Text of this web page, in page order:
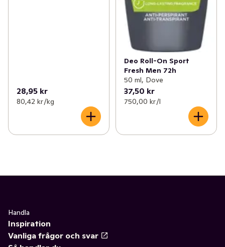
28,95 kr
80,42 kr /kg
Deo Roll-On Sport
Fresh Men 72h
50 ml, Dove
37,50 kr
750,00 kr /l
Handla
Inspiration
Vanliga frågor och svar